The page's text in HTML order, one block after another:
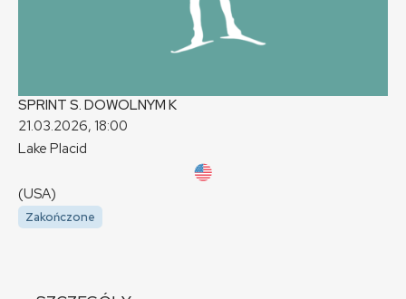
SPRINT S. DOWOLNYM K
21.03.2026, 18:00
Lake Placid
(USA)
Zakończone